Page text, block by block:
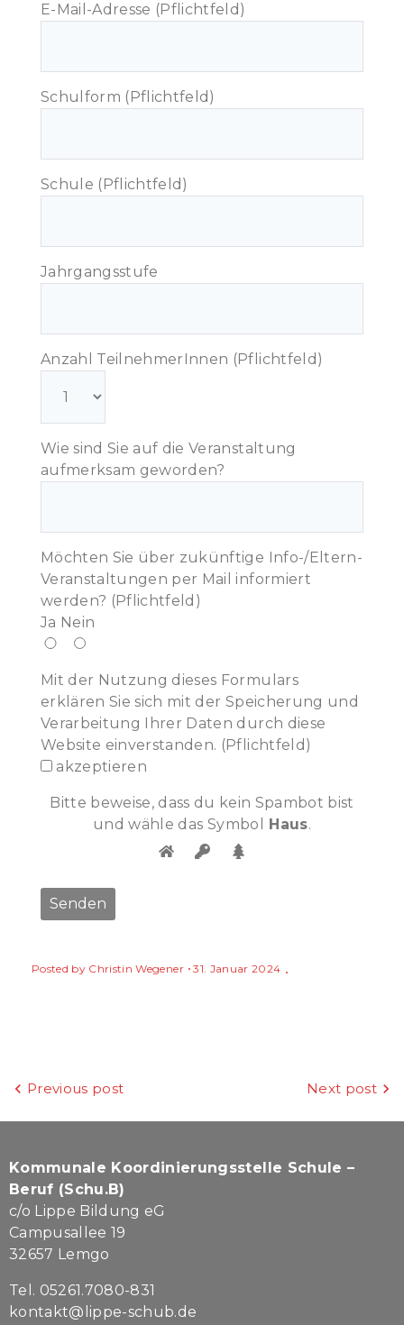
E-Mail-Adresse (Pflichtfeld)
Schulform (Pflichtfeld)
Schule (Pflichtfeld)
Jahrgangsstufe
Anzahl TeilnehmerInnen (Pflichtfeld)
Wie sind Sie auf die Veranstaltung
aufmerksam geworden?
Möchten Sie über zukünftige Info-/Eltern-
Veranstaltungen per Mail informiert
werden? (Pflichtfeld)
Ja Nein
Mit der Nutzung dieses Formulars
erklären Sie sich mit der Speicherung und
Verarbeitung Ihrer Daten durch diese
Website einverstanden. (Pflichtfeld)
akzeptieren
Bitte beweise, dass du kein Spambot bist
und wähle das Symbol
Haus.
Posted by Christin Wegener 31. Januar 2024
Beitragsnavigation
Previous post Next post
Kommunale Koordinierungsstelle Schule –
Beruf (Schu.B)
c/o Lippe Bildung eG
Campusallee 19
32657 Lemgo
Tel. 05261.7080-831
kontakt@lippe-schub.de